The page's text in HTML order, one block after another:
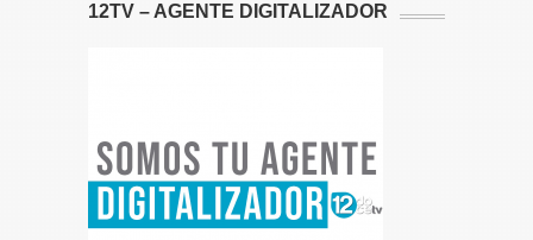
12TV – AGENTE DIGITALIZADOR